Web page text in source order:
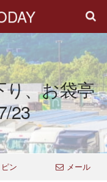
り、お袋亭
23
ピン メール